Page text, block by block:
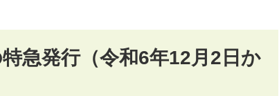
急発行（令和6年12月2日か